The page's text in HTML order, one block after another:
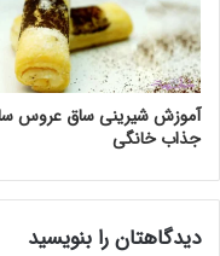
آموزش شیرینی ساق عروس
جذاب خانگی
دیدگاهتان را بنویسید